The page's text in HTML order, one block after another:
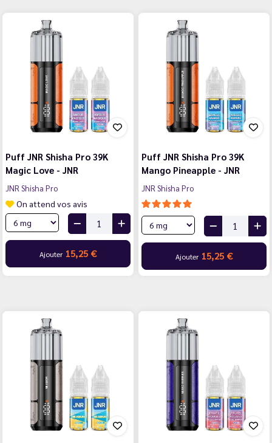
Puff JNR Shisha Pro 39K
Magic Love - JNR
JNR Shisha Pro
On attend vos avis
Ajouter 15,25 €
Puff JNR Shisha Pro 39K
Mango Pineapple - JNR
JNR Shisha Pro
Ajouter 15,25 €